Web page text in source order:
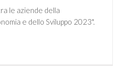
le aziende della
e dello Sviluppo 2023".